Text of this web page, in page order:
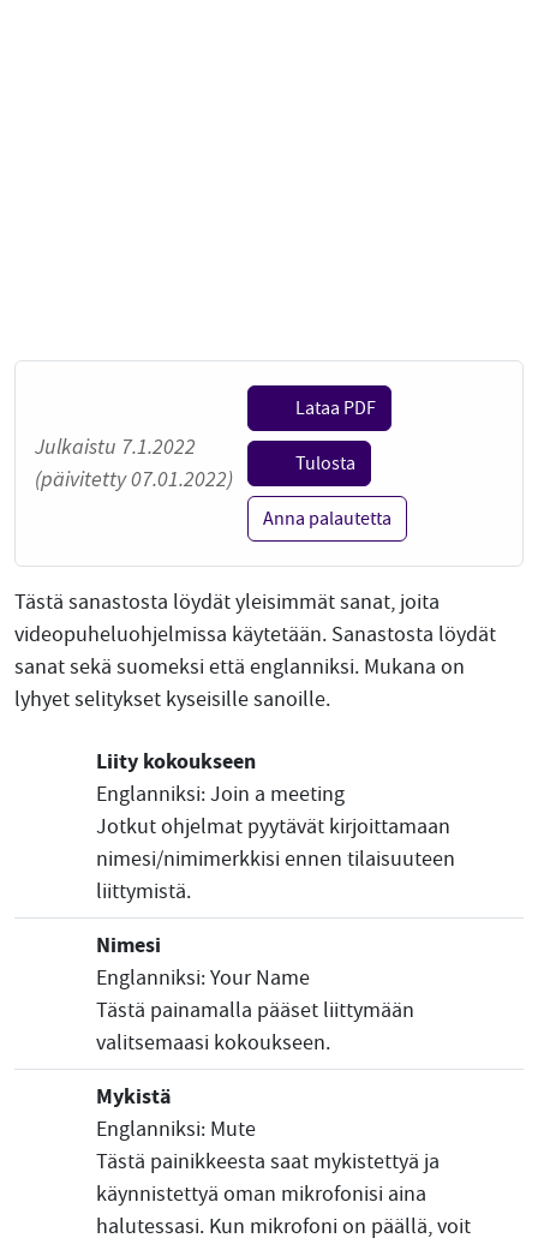
Julkaistu 7.1.2022
(päivitetty 07.01.2022)
Lataa PDF
Tulosta
Anna palautetta
Tästä sanastosta löydät yleisimmät sanat, joita
videopuheluohjelmissa käytetään. Sanastosta löydät
sanat sekä suomeksi että englanniksi. Mukana on
lyhyet selitykset kyseisille sanoille.
Liity kokoukseen
Englanniksi: Join a meeting
Jotkut ohjelmat pyytävät kirjoittamaan
nimesi/nimimerkkisi ennen tilaisuuteen
liittymistä.
Nimesi
Englanniksi: Your Name
Tästä painamalla pääset liittymään
valitsemaasi kokoukseen.
Mykistä
Englanniksi: Mute
Tästä painikkeesta saat mykistettyä ja
käynnistettyä oman mikrofonisi aina
halutessasi. Kun mikrofoni on päällä, voit